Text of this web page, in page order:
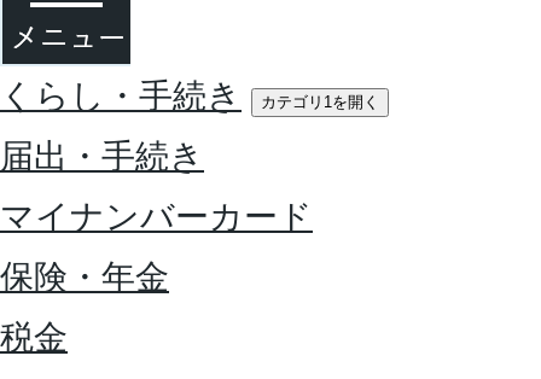
くらし・手続き カテゴリ1を開く
届出・手続き
マイナンバーカード
保険・年金
税金